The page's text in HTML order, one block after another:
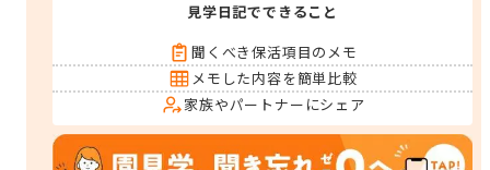
見学日記でできること
聞くべき保活項目のメモ
メモした内容を簡単比較
家族やパートナーにシェア